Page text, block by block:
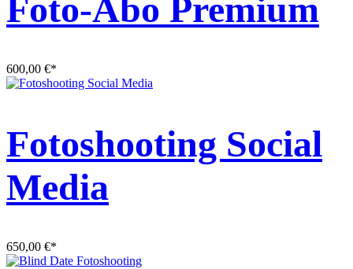
Foto-Abo Premium
600,00 €*
Fotoshooting Social
Media
650,00 €*